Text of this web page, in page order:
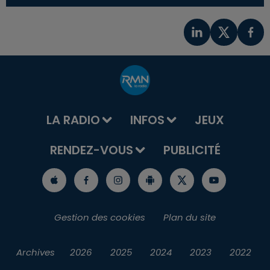
LA RADIO INFOS
JEUX
RENDEZ-VOUS
PUBLICITÉ
Gestion des cookies Plan du site
Archives 2026 2025 2024 2023 2022